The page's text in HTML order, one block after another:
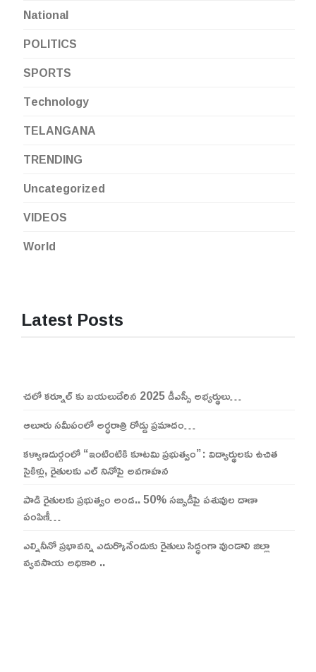
National
POLITICS
SPORTS
Technology
TELANGANA
TRENDING
Uncategorized
VIDEOS
World
Latest Posts
చలో కర్నూల్ కు బయలుదేరిన 2025 డీఎస్సీ అభ్యర్థులు…
ఆలూరు సమీపంలో అర్ధరాత్రి రోడ్డు ప్రమాదం…
కళ్యాణదుర్గంలో “ఇంటింటికి కూటమి ప్రభుత్వం”: విద్యార్థులకు ఉచిత
సైకిళ్లు, రైతులకు ఎల్ నినోపై అవగాహన
పాడి రైతులకు ప్రభుత్వం అండ.. 50% సబ్సిడీపై పశువుల దాణా
పంపిణీ…
ఎల్నినీనో ప్రభావన్ని ఎదుర్కొనేందుకు రైతులు సిద్ధంగా వుండాలి జిల్లా
వ్యవసాయ అధికారి ..